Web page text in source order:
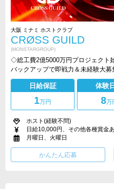
大阪 ミナミ ホストクラブ
CRØSS GUILD
(MONSTARGROUP)
◇総工費2億5000万円プロジェクト
バックアップで即戦力＆未経験大募
日給保証
1万円
体験
8万
ホスト(経験不問)
日給10,000円、その他各種賞金
月曜日、火曜日